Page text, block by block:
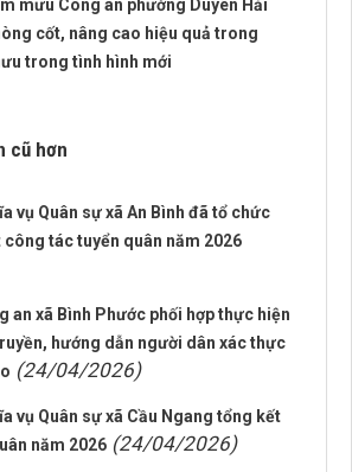
mưu Công an phường Duyên Hải
cốt, nâng cao hiệu quả trong
trong tình hình mới
cũ hơn
vụ Quân sự xã An Bình đã tổ chức
công tác tuyển quân năm 2026
an xã Bình Phước phối hợp thực hiện
hướng dẫn người dân xác thực
(24/04/2026)
vụ Quân sự xã Cầu Ngang tổng kết
năm 2026 (24/04/2026)